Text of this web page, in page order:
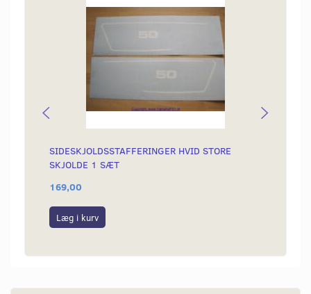
SIDESKJOLDSSTAFFERINGER HVID STORE
SKJOLDE 1 SÆT
169,00
Læg i kurv